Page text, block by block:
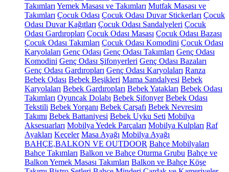
Takımları Yemek Masası ve Takımları Mutfak Masası ve
Takımları Çocuk Odası Çocuk Odası Duvar Stickerları Çocuk
Odası Duvar Kağıtları Çocuk Odası Sandalyeleri Çocuk
Odası Gardıropları Çocuk Odası Masası Çocuk Odası Bazası
Çocuk Odası Takımları Çocuk Odası Komodini Çocuk Odası
Karyolaları Genç Odası Genç Odası Takımları Genç Odası
Komodini Genç Odası Şifonyerleri Genç Odası Bazaları
Genç Odası Gardıropları Genç Odası Karyolaları Ranza
Bebek Odası Bebek Beşikleri Mama Sandalyesi Bebek
Karyolaları Bebek Gardıropları Bebek Yatakları Bebek Odası
Takımları Oyuncak Dolabı Bebek Şifonyer Bebek Odası
Tekstili Bebek Yorganı Bebek Çarşafı Bebek Nevresim
Takımı Bebek Battaniyesi Bebek Uyku Seti Mobilya
Aksesuarları Mobilya Yedek Parçaları Mobilya Kulpları Raf
Ayakları Keçeler Masa Ayağı Mobilya Ayağı
BAHÇE,BALKON VE OUTDOOR Bahçe Mobilyaları
Bahçe Takımları Balkon ve Bahçe Oturma Grubu Bahçe ve
Balkon Yemek Masası Takımları Balkon ve Bahçe Köşe